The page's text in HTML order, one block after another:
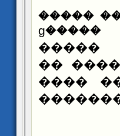
����
������ۡ ������ ������� �����ɡ
���